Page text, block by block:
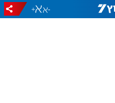
-
+